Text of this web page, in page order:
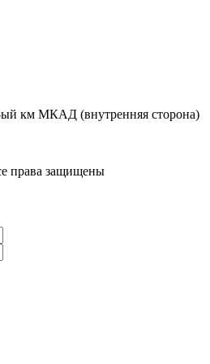
км МКАД (внутренняя сторона)
права защищены